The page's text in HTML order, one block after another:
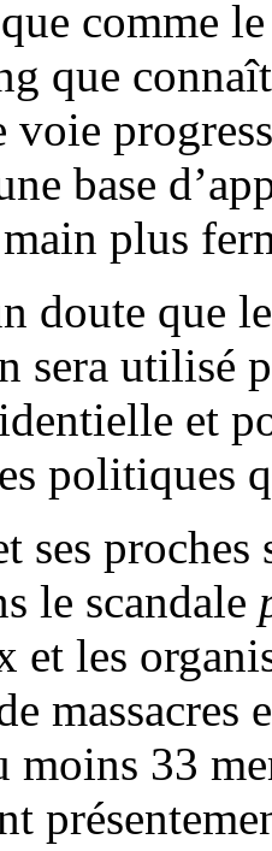
comme
que
base
plus
doute que
sera utilisé
et
politiques
ses
le scandale
et les
massacres
moins 33